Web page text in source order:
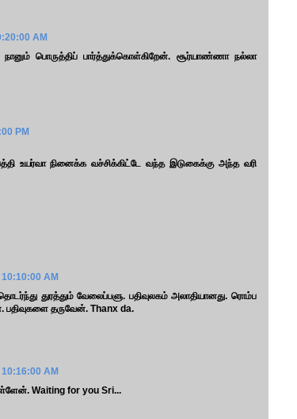
AM
பொருத்திப் பார்த்துக்கொள்கிறேன். சூர்யாண்ணா நல்லா
PM
உயர்வா நினைக்க வச்சிக்கிட்டே வந்த இடுகைக்கு அந்த வரி
AM
துரத்தும் வேலைப்பளு. பதிவுலகம் அலாதியானது. ரொம்ப
தருவேன். Thanx da.
AM
Waiting for you Sri...